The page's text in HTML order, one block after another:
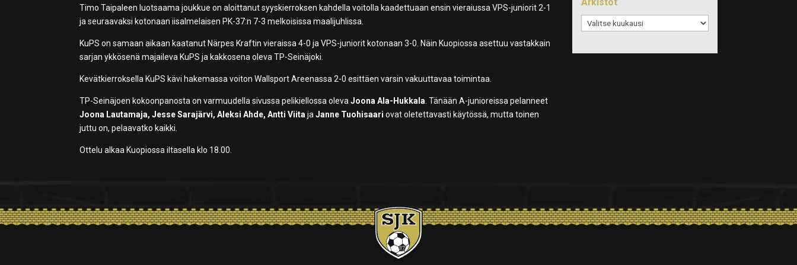
Timo Taipaleen luotsaama joukkue on aloittanut syyskierroksen kahdella voitolla kaadettuaan ensin vieraiussa VPS-juniorit 2-1
ja seuraavaksi kotonaan iisalmelaisen PK-37:n 7-3 melkoisissa maalijuhlissa.
KuPS on samaan aikaan kaatanut Närpes Kraftin vieraissa 4-0 ja VPS-juniorit kotonaan 3-0. Näin Kuopiossa asettuu vastakkain
sarjan ykkösenä majaileva KuPS ja kakkosena oleva TP-Seinäjoki.
Kevätkierroksella KuPS kävi hakemassa voiton Wallsport Areenassa 2-0 esittäen varsin vakuuttavaa toimintaa.
TP-Seinäjoen kokoonpanosta on varmuudella sivussa pelikiellossa olevaJoona Ala-Hukkala. Tänään A-junioreissa pelanneet
Joona Lautamaja, Jesse Sarajärvi, Aleksi Ahde, Antti ViitajaJanne Tuohisaariovat oletettavasti käytössä, mutta toinen
juttu on, pelaavatko kaikki.
Ottelu alkaa Kuopiossa iltasella klo 18.00.
Arkistot